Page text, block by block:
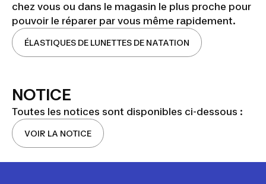
chez vous ou dans le magasin le plus proche pour
pouvoir le réparer par vous même rapidement.
ÉLASTIQUES DE LUNETTES DE NATATION
NOTICE
Toutes les notices sont disponibles ci-dessous :
VOIR LA NOTICE